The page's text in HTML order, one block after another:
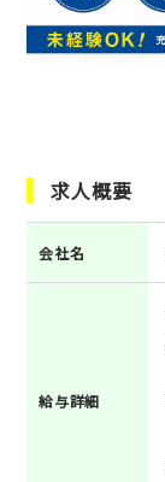
求人概要
会社名
給与詳細